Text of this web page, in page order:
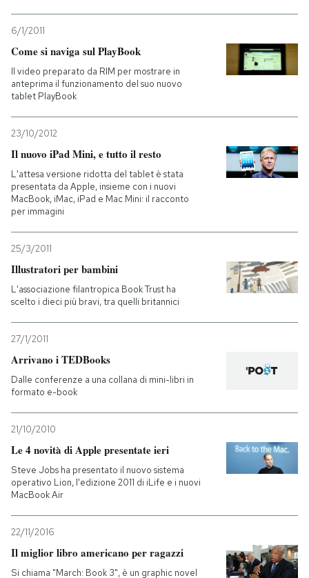
6/1/2011
Come si naviga sul PlayBook
Il video preparato da RIM per mostrare in
anteprima il funzionamento del suo nuovo
tablet PlayBook
23/10/2012
Il nuovo iPad Mini, e tutto il resto
L'attesa versione ridotta del tablet è stata
presentata da Apple, insieme con i nuovi
MacBook, iMac, iPad e Mac Mini: il racconto
per immagini
25/3/2011
Illustratori per bambini
L'associazione filantropica Book Trust ha
scelto i dieci più bravi, tra quelli britannici
27/1/2011
Arrivano i TEDBooks
Dalle conferenze a una collana di mini-libri in
formato e-book
21/10/2010
Le 4 novità di Apple presentate ieri
Steve Jobs ha presentato il nuovo sistema
operativo Lion, l'edizione 2011 di iLife e i nuovi
MacBook Air
22/11/2016
Il miglior libro americano per ragazzi
Si chiama "March: Book 3", è un graphic novel